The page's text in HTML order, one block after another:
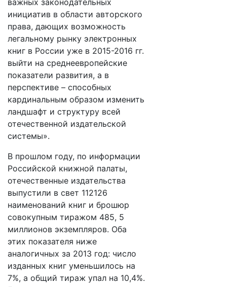
важных законодательных
инициатив в области авторского
права, дающих возможность
легальному рынку электронных
книг в России уже в 2015-2016 гг.
выйти на среднеевропейские
показатели развития, а в
перспективе – способных
кардинальным образом изменить
ландшафт и структуру всей
отечественной издательской
системы».
В прошлом году, по информации
Российской книжной палаты,
отечественные издательства
выпустили в свет 112126
наименований книг и брошюр
совокупным тиражом 485, 5
миллионов экземпляров. Оба
этих показателя ниже
аналогичных за 2013 год: число
изданных книг уменьшилось на
7%, а общий тираж упал на 10,4%.